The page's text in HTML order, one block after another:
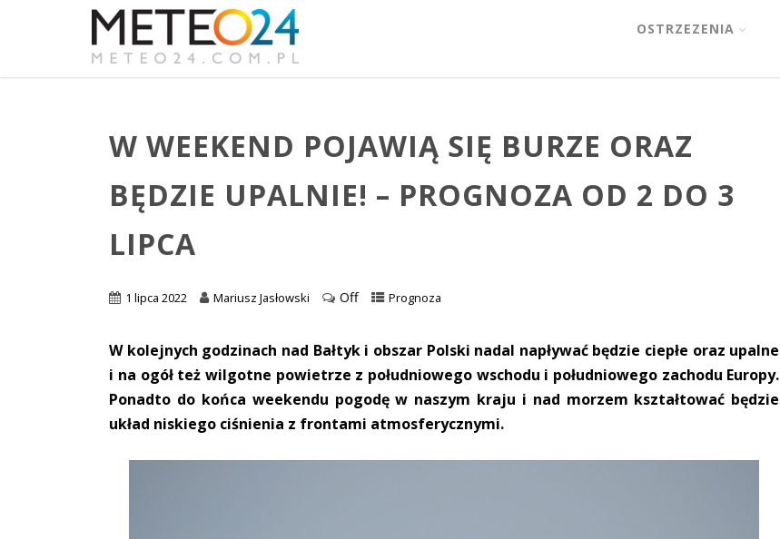
OSTRZEZENIA
W WEEKEND POJAWIĄ SIĘ BURZE ORAZ
BĘDZIE UPALNIE! – PROGNOZA OD 2 DO 3
LIPCA
1 lipca 2022 Mariusz Jasłowski Off Prognoza
W kolejnych godzinach nad Bałtyk i obszar Polski nadal napływać będzie ciepłe oraz upalne
i na ogół też wilgotne powietrze z południowego wschodu i południowego zachodu Europy.
Ponadto do końca weekendu pogodę w naszym kraju i nad morzem kształtować będzie
układ niskiego ciśnienia z frontami atmosferycznymi.